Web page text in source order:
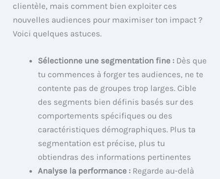
clientèle, mais comment bien exploiter ces
nouvelles audiences pour maximiser ton impact ?
Voici quelques astuces.
Sélectionne une segmentation fine : Dès que
tu commences à forger tes audiences, ne te
contente pas de groupes trop larges. Cible
des segments bien définis basés sur des
comportements spécifiques ou des
caractéristiques démographiques. Plus ta
segmentation est précise, plus tu
obtiendras des informations pertinentes
Analyse la performance : Regarde au-delà